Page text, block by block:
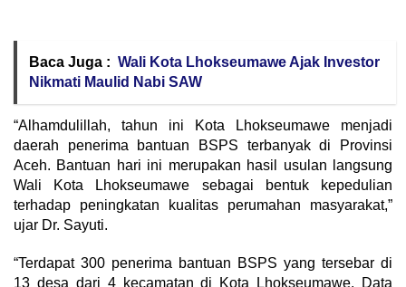
Baca Juga : Wali Kota Lhokseumawe Ajak Investor
Nikmati Maulid Nabi SAW
“Alhamdulillah, tahun ini Kota Lhokseumawe menjadi
daerah penerima bantuan BSPS terbanyak di Provinsi
Aceh. Bantuan hari ini merupakan hasil usulan langsung
Wali Kota Lhokseumawe sebagai bentuk kepedulian
terhadap peningkatan kualitas perumahan masyarakat,”
ujar Dr. Sayuti.
“Terdapat 300 penerima bantuan BSPS yang tersebar di
13 desa dari 4 kecamatan di Kota Lhokseumawe. Data